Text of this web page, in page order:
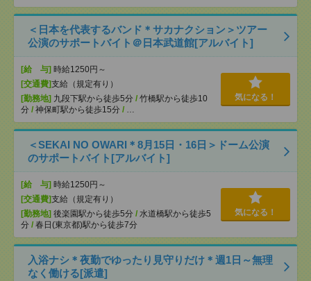
＜日本を代表するバンド＊サカナクション＞ツアー
公演のサポートバイト＠日本武道館[アルバイト]
[給 与] 時給1250円～
[交通費]支給（規定有り）
[勤務地] 九段下駅から徒歩5分 / 竹橋駅から徒歩10
分 / 神保町駅から徒歩15分 / …
気になる！
＜SEKAI NO OWARI＊8月15日・16日＞ドーム公演
のサポートバイト[アルバイト]
[給 与] 時給1250円～
[交通費]支給（規定有り）
[勤務地] 後楽園駅から徒歩5分 / 水道橋駅から徒歩5
分 / 春日(東京都)駅から徒歩7分
気になる！
入浴ナシ＊夜勤でゆったり見守りだけ＊週1日～無理
なく働ける[派遣]